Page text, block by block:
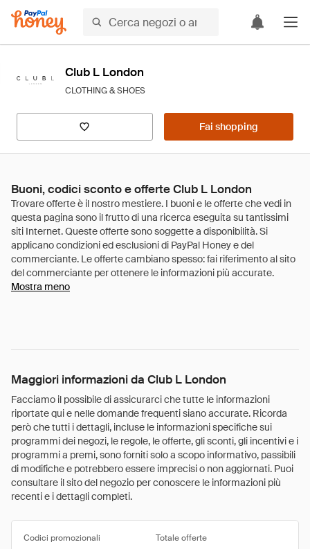
Club L London
CLOTHING & SHOES
Fai shopping
Buoni, codici sconto e offerte Club L London
Mostra meno
Maggiori informazioni da Club L London
Facciamo il possibile di assicurarci che tutte le informazioni
riportate qui e nelle domande frequenti siano accurate. Ricorda
però che tutti i dettagli, incluse le informazioni specifiche sui
programmi dei negozi, le regole, le offerte, gli sconti, gli incentivi e i
programmi a premi, sono forniti solo a scopo informativo, passibili
di modifiche e potrebbero essere imprecisi o non aggiornati. Puoi
consultare il sito del negozio per conoscere le informazioni più
recenti e i dettagli completi.
Codici promozionali Totale offerte